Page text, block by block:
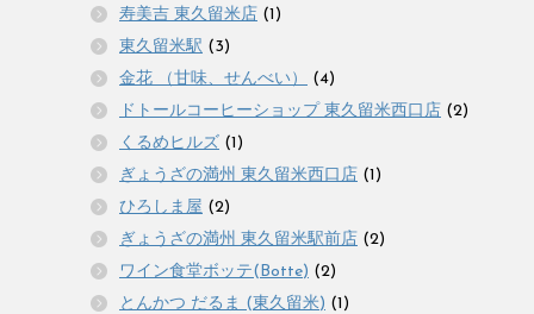
寿美吉 東久留米店 (1)
東久留米駅 (3)
金花 （甘味、せんべい）
(4)
ドトールコーヒーショップ 東久留米西口店 (2)
くるめヒルズ (1)
ぎょうざの満州 東久留米西口店 (1)
ひろしま屋 (2)
ぎょうざの満州 東久留米駅前店 (2)
ワイン食堂ボッテ(Botte) (2)
とんかつ だるま (東久留米) (1)